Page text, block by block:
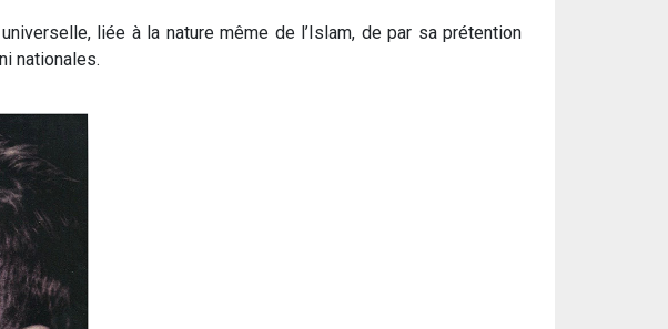
liée à la nature même de l’Islam, de par sa prétention
nationales.